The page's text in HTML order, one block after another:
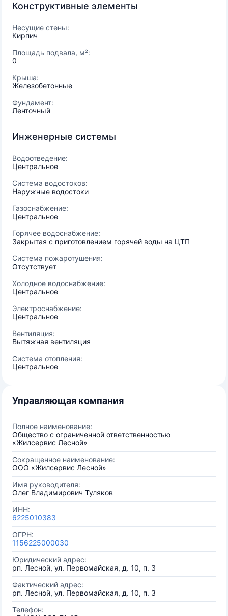
Конструктивные элементы
Несущие стены:
Кирпич
Площадь подвала, м²:
0
Крыша:
Железобетонные
Фундамент:
Ленточный
Инженерные системы
Водоотведение:
Центральное
Система водостоков:
Наружные водостоки
Газоснабжение:
Центральное
Горячее водоснабжение:
Закрытая с приготовлением горячей воды на ЦТП
Система пожаротушения:
Отсутствует
Холодное водоснабжение:
Центральное
Электроснабжение:
Центральное
Вентиляция:
Вытяжная вентиляция
Система отопления:
Центральное
Управляющая компания
Полное наименование:
Общество с ограниченной ответственностью
«Жилсервис Лесной»
Сокращенное наименование:
ООО «Жилсервис Лесной»
Имя руководителя:
Олег Владимирович Туляков
ИНН:
6225010383
ОГРН:
1156225000030
Юридический адрес:
рп. Лесной, ул. Первомайская, д. 10, п. 3
Фактический адрес:
рп. Лесной, ул. Первомайская, д. 10, п. 3
Телефон: